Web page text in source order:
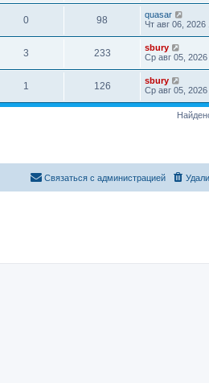
0 98
quasar
Чт авг 06, 2026
3 233
sbury
Ср авг 05,
1 126
sbury
Ср авг 05,
Связаться с администрацией